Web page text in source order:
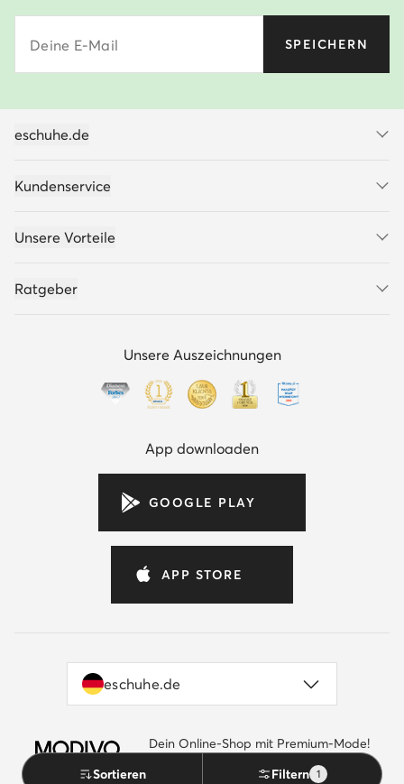
Sortieren Filtern 1
Deine E-Mail SPEICHERN
eschuhe.de
Kundenservice
Unsere Vorteile
Ratgeber
Unsere Auszeichnungen
App downloaden
GOOGLE PLAY
APP STORE
eschuhe.de
by eschuhe.de
Dein Online-Shop mit Premium-Mode!
Gehe zu MODIVO.de